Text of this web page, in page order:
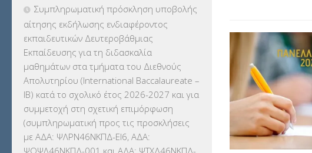
ΕΚΠΑΙΔΕΥΤΙΚΑ ΘΕΜΑΤΑ (2.824)
ΕΠΑΛ(366)
ΕΠΙΜΟΡΦΩΣΗ Τ.Π.Ε.(10)
ΕΥΡΩΠΑΪΚΑ ΠΡΟΓΡΑΜΜΑΤΑ(230)
ΚΕΣΥ(60)
Συμπληρωματική πρόσκληση υποβολής
αίτησης εκδήλωσης ενδιαφέροντος
εκπαιδευτικών Δευτεροβάθμιας
Εκπαίδευσης για τη διδασκαλία
μαθημάτων στα τμήματα του Διεθνούς
Απολυτηρίου (International Baccalaureate –
IB) κατά το σχολικό έτος 2026-2027 και για
συμμετοχή στη σχετική επιμόρφωση
(συμπληρωματική προς τις προσκλήσεις
με ΑΔΑ: ΨΛΡΝ46ΝΚΠΔ-ΕΙ6, ΑΔΑ: